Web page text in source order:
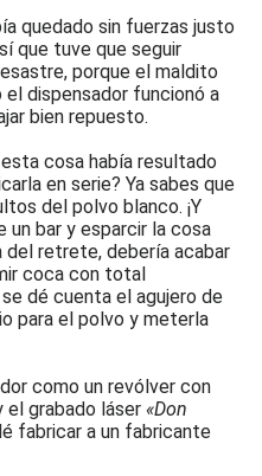
quedado sin fuerzas justo
que tuve que seguir
porque el maldito
el dispensador funcionó a
bien repuesto.
cosa había resultado
en serie? Ya sabes que
del polvo blanco. ¡Y
un bar y esparcir la cosa
del retrete, debería acabar
coca con total
dé cuenta el agujero de
para el polvo y meterla
como un revólver con
el grabado láser«Don
fabricar a un fabricante